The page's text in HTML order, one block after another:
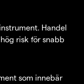
Handel
risk för snabb
som innebär